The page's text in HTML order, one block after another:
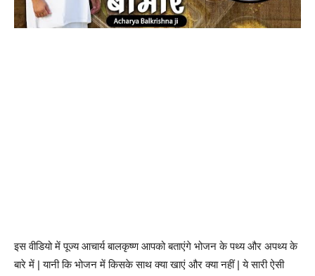
इस वीडियो में पूज्य आचार्य बालकृष्ण आपको बताएंगे भोजन के पथ्य और अपथ्य के
बारे में | यानी कि भोजन में किसके साथ क्या खाएं और क्या नहीं | ये सारी ऐसी